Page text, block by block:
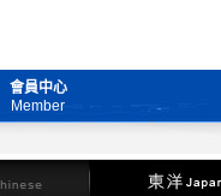
會員中心
Member
東洋